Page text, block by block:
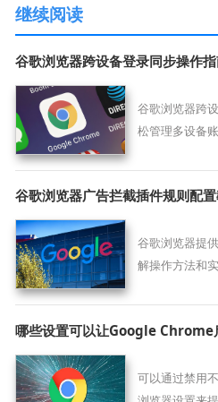
继续阅读
谷歌浏览器跨设备登录同步操作
谷歌浏览器跨
松管理多设备
谷歌浏览器广告拦截插件规则配
谷歌浏览器提
解操作方法和
哪些设置可以让Google Chrome
可以通过禁用